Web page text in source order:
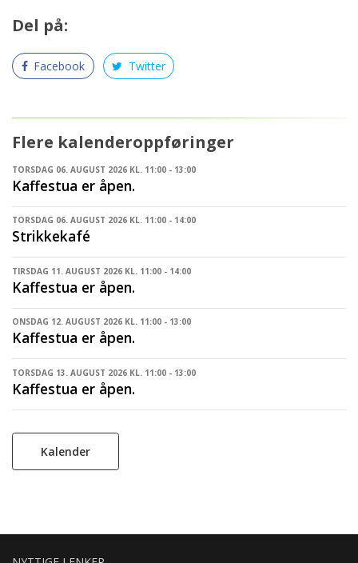
Del på:
Facebook Twitter
Flere kalenderoppføringer
TORSDAG 06. AUGUST 2026 KL. 11:00 - 13:00
Kaffestua er åpen.
TORSDAG 06. AUGUST 2026 KL. 11:00 - 14:00
Strikkekafé
TIRSDAG 11. AUGUST 2026 KL. 11:00 - 14:00
Kaffestua er åpen.
ONSDAG 12. AUGUST 2026 KL. 11:00 - 13:00
Kaffestua er åpen.
TORSDAG 13. AUGUST 2026 KL. 11:00 - 13:00
Kaffestua er åpen.
Kalender